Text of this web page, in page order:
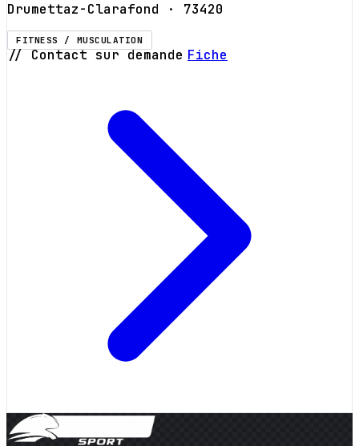
Drumettaz-Clarafond · 73420
FITNESS / MUSCULATION
// Contact sur demande Fiche